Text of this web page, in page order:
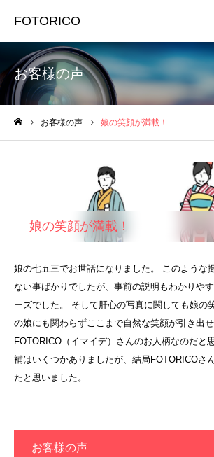
FOTORICO
お客様の声
お客様の声 娘の笑顔が満載！
娘の笑顔が満載！
娘の七五三でお世話になりました。 このような
ない事ばかりでしたが、事前の説明もわかりや
ーズでした。 そして肝心の写真に関しても娘の
の娘にも関わらずここまで自然な笑顔が引き出
FOTORICO（イマイデ）さんのお人柄なのだと
補はいくつかありましたが、結局FOTORICOさ
たと思いました。
お客様の声